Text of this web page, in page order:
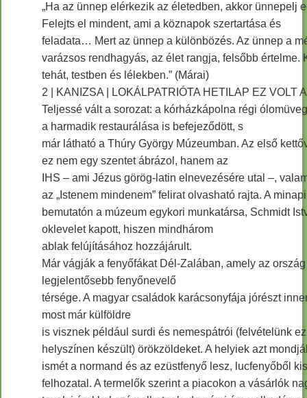
„Ha az ünnep elérkezik az életedben, akkor ünnepelj
Felejts el mindent, ami a köznapok szertartása és
feladata… Mert az ünnep a különbözés. Az ünnep a
varázsos rendhagyás, az élet rangja, felsőbb értelme.
tehát, testben és lélekben.” (Márai)
2 | KANIZSA | LOKÁLPATRIÓTA HETILAP EZ VOLT
Teljessé vált a sorozat: a kórházkápolna régi
a harmadik restaurálása is befejeződött, s
már látható a Thúry György Múzeumban. Az első
ez nem egy szentet ábrázol, hanem az
IHS – ami Jézus görög-latin elnevezésére utal –,
az „Istenem mindenem” felirat olvasható rajta. A minapi
bemutatón a múzeum egykori munkatársa, Schmidt
oklevelet kapott, hiszen mindhárom
ablak felújításához hozzájárult.
Már vágják a fenyőfákat Dél-Zalában, amely az
legjelentősebb fenyőnevelő
térsége. A magyar családok karácsonyfája jórészt
most már külföldre
is visznek például surdi és nemespátrói (felvételünk
helyszínen készült) örökzöldeket. A helyiek azt
ismét a normand és az ezüstfenyő lesz, lucfenyőből
felhozatal. A termelők szerint a piacokon a vásárlók